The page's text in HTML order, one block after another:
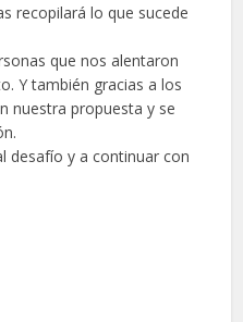
recopilará lo que sucede
que nos alentaron
Y también gracias a los
nuestra propuesta y se
desafío y a continuar con